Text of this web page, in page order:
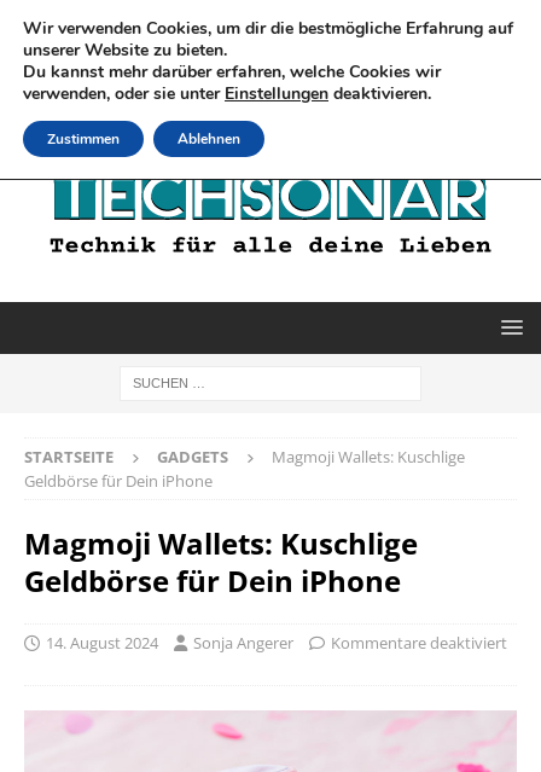
STARTSEITE GADGETS
Magmoji Wallets: Kuschlige
Geldbörse für Dein iPhone
Magmoji Wallets: Kuschlige
Geldbörse für Dein iPhone
14. August 2024 Sonja Angerer Kommentare deaktiviert
Wir verwenden Cookies, um dir die bestmögliche Erfahrung auf
unserer Website zu bieten.
Du kannst mehr darüber erfahren, welche Cookies wir
verwenden, oder sie unter Einstellungen deaktivieren.
Zustimmen Ablehnen